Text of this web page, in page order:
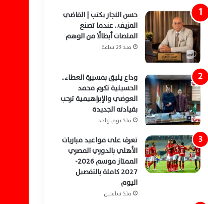
حسن النجار يكتب | القاضي
المزيف.. عندما تصنع
المنصات أبطالًا من الوهم
منذ 23 ساعة
وداع يليق بمسيرة العطاء..
الحسينية تكرم محمد
العوضي والإبراهيمية ترحب
بقيادته الجديدة
منذ يوم واحد
تعرف على مواعيد مباريات
الأهلي بالدوري المصري
الممتاز موسم 2026-
2027 كاملة بالتفصيل
اليوم
منذ ساعتين